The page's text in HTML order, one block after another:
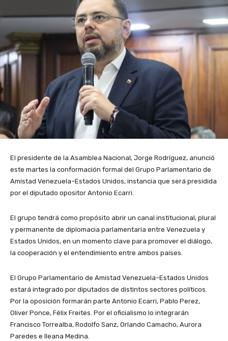
El presidente de la Asamblea Nacional, Jorge Rodríguez, anunció
este martes la conformación formal del Grupo Parlamentario de
Amistad Venezuela–Estados Unidos, instancia que será presidida
por el diputado opositor Antonio Ecarri.
El grupo tendrá como propósito abrir un canal institucional, plural
y permanente de diplomacia parlamentaria entre Venezuela y
Estados Unidos, en un momento clave para promover el diálogo,
la cooperación y el entendimiento entre ambos países.
El Grupo Parlamentario de Amistad Venezuela–Estados Unidos
estará integrado por diputados de distintos sectores políticos.
Por la oposición formarán parte Antonio Ecarri, Pablo Perez,
Oliver Ponce, Félix Freites. Por el oficialismo lo integrarán
Francisco Torrealba, Rodolfo Sanz, Orlando Camacho, Aurora
Paredes e Ileana Medina.